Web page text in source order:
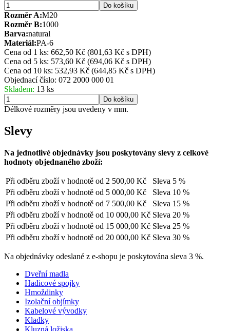
Do košíku
Rozměr A:M20
Rozměr B:1000
Barva:natural
Materiál:PA-6
Cena od 1 ks: 662,50 Kč (801,63 Kč s DPH)
Cena od 5 ks: 573,60 Kč (694,06 Kč s DPH)
Cena od 10 ks: 532,93 Kč (644,85 Kč s DPH)
Objednací číslo: 072 2000 000 01
Skladem: 13 ks
Do košíku
Délkové rozměry jsou uvedeny v mm.
Slevy
Na jednotlivé objednávky jsou poskytovány slevy z celkové
hodnoty objednaného zboží:
Při odběru zboží v hodnotě od 2 500,00 Kč
Sleva 5 %
Při odběru zboží v hodnotě od 5 000,00 Kč
Sleva 10 %
Při odběru zboží v hodnotě od 7 500,00 Kč
Sleva 15 %
Při odběru zboží v hodnotě od 10 000,00 Kč Sleva 20 %
Při odběru zboží v hodnotě od 15 000,00 Kč Sleva 25 %
Při odběru zboží v hodnotě od 20 000,00 Kč Sleva 30 %
Na objednávky odeslané z e-shopu je poskytována sleva 3 %.
Dveřní madla
Hadicové spojky
Hmoždinky
Izolační objímky
Kabelové vývodky
Kladky
Kluzná ložiska